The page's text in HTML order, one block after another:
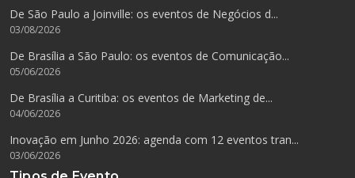
De São Paulo a Joinville: os eventos de Negócios d...
03/08/2026
De Brasília a São Paulo: os eventos de Comunicação...
05/06/2026
De Brasília a Curitiba: os eventos de Marketing de...
04/06/2026
Inovação em Junho 2026: agenda com 12 eventos tran...
03/06/2026